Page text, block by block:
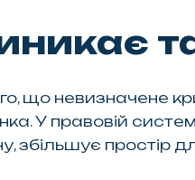
що невизначене
У правовій
збільшує простір